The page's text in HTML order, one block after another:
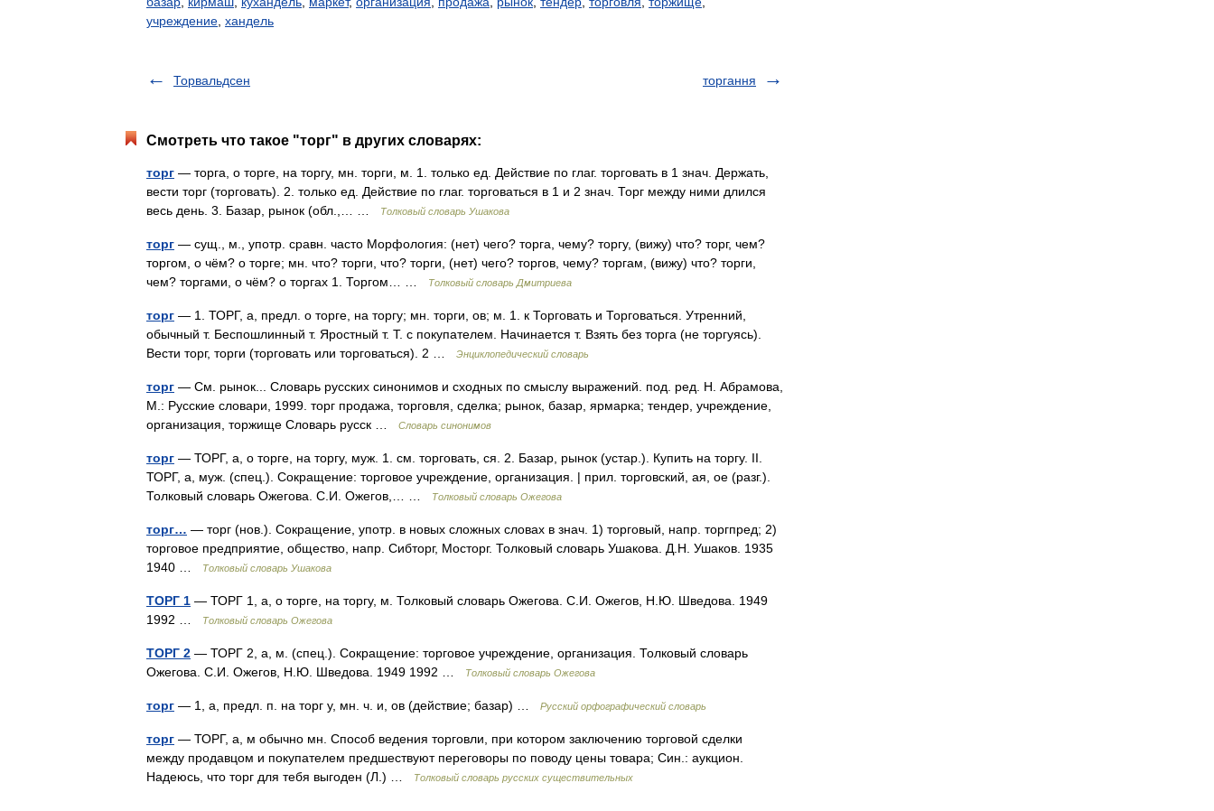
учреждение хандель
Торвальдсен торгання
Смотреть что такое "торг" в других словарях:
торг — торга, о торге, на торгу, мн. торги, м. 1. только ед. Действие по глаг. торговать в 1 знач. Держать,
вести торг (торговать). 2. только ед. Действие по глаг. торговаться в 1 и 2 знач. Торг между ними длился
весь день. 3. Базар, рынок (обл.,… …
Толковый словарь Ушакова
торг — сущ., м., употр. сравн. часто Морфология: (нет) чего? торга, чему? торгу, (вижу) что? торг, чем?
торгом, о чём? о торге; мн. что? торги, что? торги, (нет) чего? торгов, чему? торгам, (вижу) что? торги,
чем? торгами, о чём? о торгах 1. Торгом… …
Толковый словарь Дмитриева
торг — 1. ТОРГ, а, предл. о торге, на торгу; мн. торги, ов; м. 1. к Торговать и Торговаться. Утренний,
обычный т. Беспошлинный т. Яростный т. Т. с покупателем. Начинается т. Взять без торга (не торгуясь).
Вести торг, торги (торговать или торговаться). 2 …
Энциклопедический словарь
торг — См. рынок... Словарь русских синонимов и сходных по смыслу выражений. под. ред. Н. Абрамова,
М.: Русские словари, 1999. торг продажа, торговля, сделка; рынок, базар, ярмарка; тендер, учреждение,
организация, торжище Словарь русск …
Словарь синонимов
торг — ТОРГ, а, о торге, на торгу, муж. 1. см. торговать, ся. 2. Базар, рынок (устар.). Купить на торгу. II.
ТОРГ, а, муж. (спец.). Сокращение: торговое учреждение, организация. | прил. торговский, ая, ое (разг.).
Толковый словарь Ожегова. С.И. Ожегов,… …
Толковый словарь Ожегова
торг… — торг (нов.). Сокращение, употр. в новых сложных словах в знач. 1) торговый, напр. торгпред; 2)
торговое предприятие, общество, напр. Сибторг, Мосторг. Толковый словарь Ушакова. Д.Н. Ушаков. 1935
1940 …
Толковый словарь Ушакова
ТОРГ 1 — ТОРГ 1, а, о торге, на торгу, м. Толковый словарь Ожегова. С.И. Ожегов, Н.Ю. Шведова. 1949
1992 …
Толковый словарь Ожегова
ТОРГ 2 — ТОРГ 2, а, м. (спец.). Сокращение: торговое учреждение, организация. Толковый словарь
Ожегова. С.И. Ожегов, Н.Ю. Шведова. 1949 1992 …
Толковый словарь Ожегова
торг — 1, а, предл. п. на торг у, мн. ч. и, ов (действие; базар) … Русский орфографический словарь
торг — ТОРГ, а, м обычно мн. Способ ведения торговли, при котором заключению торговой сделки
между продавцом и покупателем предшествуют переговоры по поводу цены товара; Син.: аукцион.
Надеюсь, что торг для тебя выгоден (Л.) …
Толковый словарь русских существительных